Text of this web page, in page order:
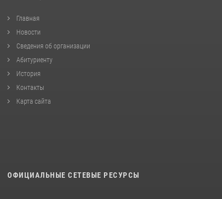
Главная
Новости
Сведения об организации
Абитуриенту
История
Контакты
Карта сайта
ОФИЦИАЛЬНЫЕ СЕТЕВЫЕ РЕСУРСЫ